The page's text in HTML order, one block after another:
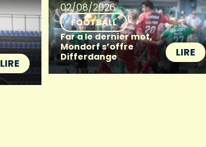
LIRE
02/08/2026
FOOTBALL
Far a le dernier mot,
Mondorf s’offre
Differdange
LIRE